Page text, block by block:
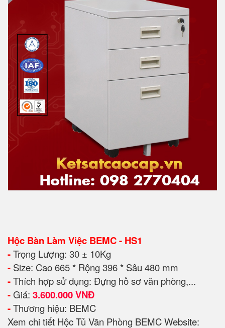
Hộc Bàn Làm Việc BEMC - HS1
-Trọng Lượng: 30 ± 10Kg
- Size: Cao 665 * Rộng 396 * Sâu 480 mm
-Thích hợp sử dụng: Đựng hồ sơ văn phòng,...
- Giá: 3.600.000 VNĐ
-Thương hiệu: BEMC
Xem chi tiết Hộc Tủ Văn Phòng BEMC Website: